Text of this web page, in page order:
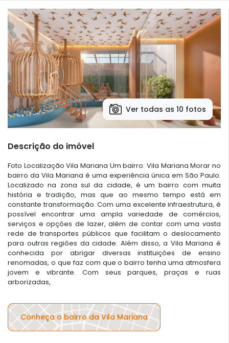
Ver todas as 10 fotos
Descrição do imóvel
Foto Localização Vila Mariana Um bairro: Vila Mariana Morar no
bairro da Vila Mariana é uma experiência única em São Paulo.
Localizado na zona sul da cidade, é um bairro com muita
história e tradição, mas que ao mesmo tempo está em
constante transformação. Com uma excelente infraestrutura, é
possível encontrar uma ampla variedade de comércios,
serviços e opções de lazer, além de contar com uma vasta
rede de transportes públicos que facilitam o deslocamento
para outras regiões da cidade. Além disso, a Vila Mariana é
conhecida por abrigar diversas instituições de ensino
renomadas, o que faz com que o bairro tenha uma atmosfera
jovem e vibrante. Com seus parques, praças e ruas
arborizadas,
Conheça o bairro da Vila Mariana